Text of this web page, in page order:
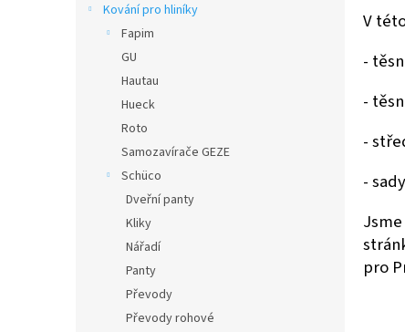
Kování pro hliníky
Fapim
GU
Hautau
Hueck
Roto
Samozavírače GEZE
Schüco
Dveřní panty
Kliky
Nářadí
Panty
Převody
Převody rohové
V
-
-
-
-
pro